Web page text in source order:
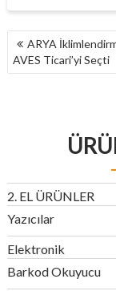
YAZI
GEZINMESI
ARYA
AVES Ticari’yi Seçti
2. EL ÜRÜNLER
Yazıcılar
Elektronik
Barkod Okuyucu